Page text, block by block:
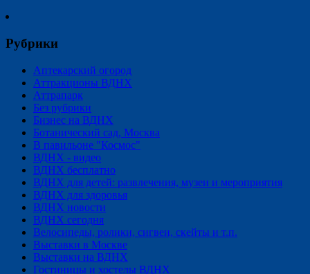
Рубрики
Аптекарский огород
Аттракционы ВДНХ
Аттрапарк
Без рубрики
Бизнес на ВДНХ
Ботанический сад, Москва
В павильоне "Космос"
ВДНХ - видео
ВДНХ бесплатно
ВДНХ для детей: развлечения, музеи и мероприятия
ВДНХ для здоровья
ВДНХ новости
ВДНХ сегодня
Велосипеды, ролики, сигвеи, скейты и т.п.
Выставки в Москве
Выставки на ВДНХ
Гостиницы и хостелы ВДНХ